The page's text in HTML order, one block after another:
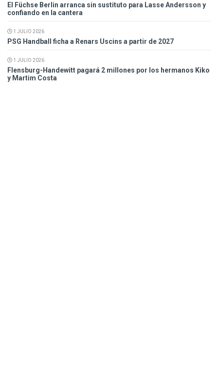
El Füchse Berlin arranca sin sustituto para Lasse Andersson y
confiando en la cantera
1 JULIO 2026
PSG Handball ficha a Renars Uscins a partir de 2027
1 JULIO 2026
Flensburg-Handewitt pagará 2 millones por los hermanos Kiko
y Martim Costa